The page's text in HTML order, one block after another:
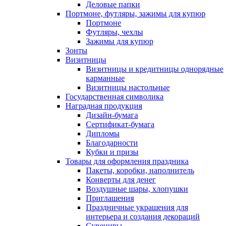
Деловые папки
Портмоне, футляры, зажимы для купюр
Портмоне
Футляры, чехлы
Зажимы для купюр
Зонты
Визитницы
Визитницы и кредитницы однорядные
карманные
Визитницы настольные
Государственная символика
Наградная продукция
Дизайн-бумага
Сертификат-бумага
Дипломы
Благодарности
Кубки и призы
Товары для оформления праздника
Пакеты, коробки, наполнитель
Конверты для денег
Воздушные шары, хлопушки
Приглашения
Праздничные украшения для
интерьера и создания декораций